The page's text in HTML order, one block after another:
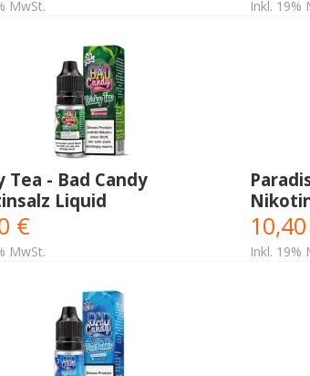
MwSt. Inkl. 19%
Tea - Bad Candy
Liquid
€
MwSt. Inkl. 19%